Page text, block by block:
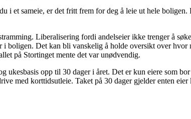
i et sameie, er det fritt frem for deg å leie ut hele
Liberalisering fordi andelseier ikke trenger å
boligen. Det kan bli vanskelig å holde oversikt over
på Stortinget mente det var unødvendig.
ukesbasis opp til 30 dager i året. Det er kun eiere som
med korttidsutleie. Taket på 30 dager gjelder enten